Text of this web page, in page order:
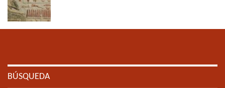
BÚSQUEDA